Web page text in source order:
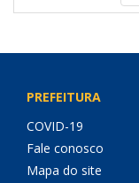
PREFEITURA
COVID-19
Fale conosco
Mapa do site